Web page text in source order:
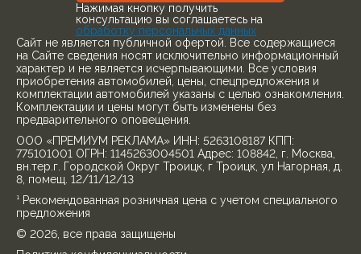
Нажимая кнопку получить
консультацию вы соглашаетесь на
обработку персональных данных
Cайт не является публичной офертой. Все содержащиеся
на Сайте сведения носят исключительно информационный
характер и не является исчерпывающими. Все условия
приобретения автомобилей, цены, спецпредложения и
комплектации автомобилей указаны с целью ознакомления.
Комплектации и цены могут быть изменены без
предварительного оповещения.
ООО «ПРЕМИУМ РЕКЛАМА» ИНН: 5263108187 КПП:
775101001 ОГРН: 1145263004501 Адрес: 108842, г. Москва,
вн.тер.г. Городской Округ Троицк, г Троицк, ул Нагорная, д.
8, помещ. 12/11/12/13
¹ Рекомендованная розничная цена с учетом специального
предложения
© 2026, все права защищены